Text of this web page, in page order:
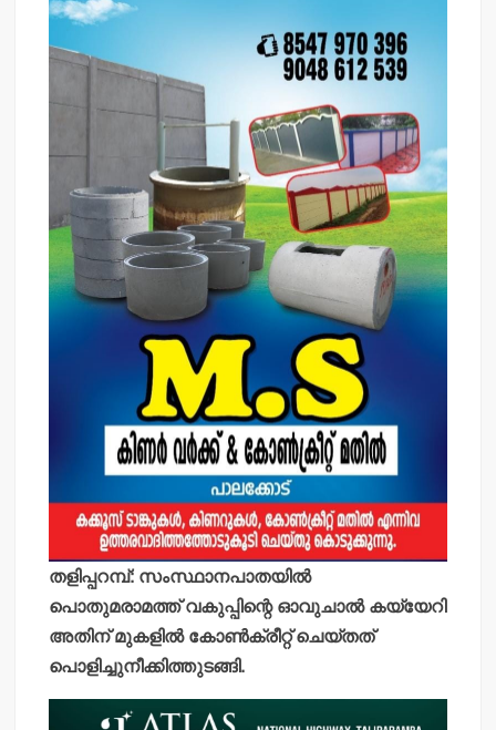
തളിപ്പറമ്പ്: സംസ്ഥാനപാതയില്‍
പൊതുമരാമത്ത് വകുപ്പിന്റെ ഓവുചാല്‍ കയ്യേറി
അതിന് മുകളില്‍ കോണ്‍ക്രീറ്റ് ചെയ്തത്
പൊളിച്ചുനീക്കിത്തുടങ്ങി.